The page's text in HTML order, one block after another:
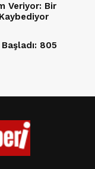
Veriyor: Bir
805